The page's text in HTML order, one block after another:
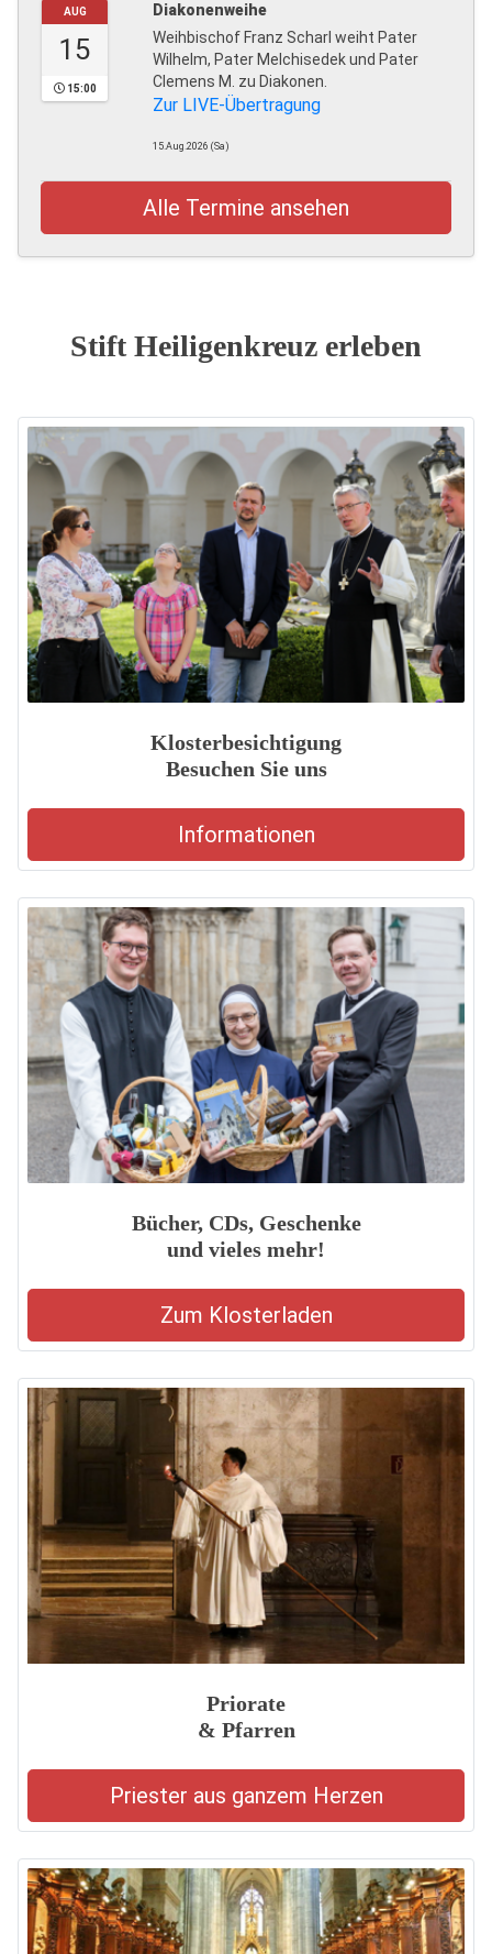
AUG
15
15:00
Diakonenweihe
Weihbischof Franz Scharl weiht Pater
Wilhelm, Pater Melchisedek und Pater
Clemens M. zu Diakonen.
Zur LIVE-Übertragung
15.Aug.2026 (Sa)
Alle Termine ansehen
Stift Heiligenkreuz erleben
Klosterbesichtigung
Besuchen Sie uns
Informationen
Bücher, CDs, Geschenke
und vieles mehr!
Zum Klosterladen
Priorate
& Pfarren
Priester aus ganzem Herzen